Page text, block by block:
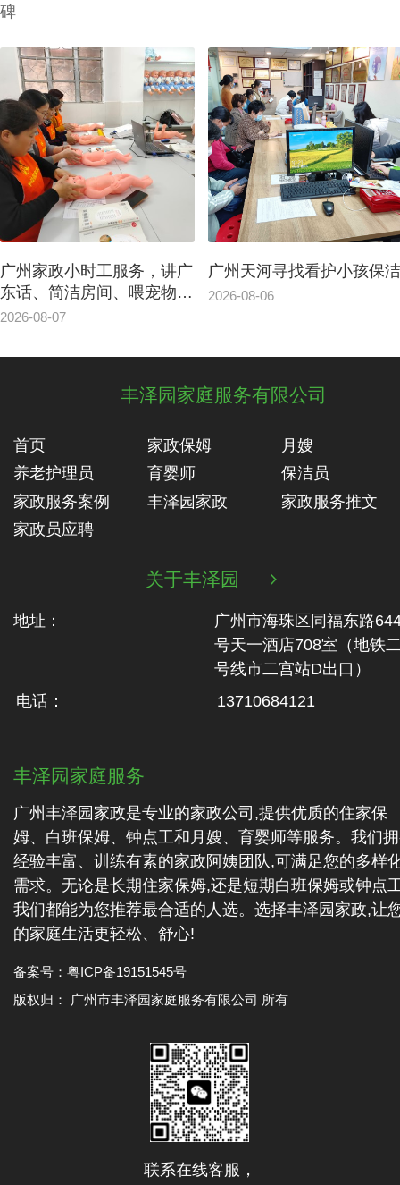
碑
广州天河寻找看护小孩保洁
2026-08-06
会照顾家养动物、讲白话、
做广东菜的南沙家政钟点工
丰泽园家庭服务有限公司
首页 家政保姆
月嫂
养老护理员
育婴师
保洁员
家政服务案例
丰泽园家政
家政服务推文
家政员应聘
关于丰泽园 
地址：
广州市海珠区同福东路
号天一酒店708室（地铁‬
号线市二‬宫站D出口）
电话：
13710684121
丰泽园家庭服务
广州丰泽园家政是专业的家政公司,提供优质的住家保
姆、白班保姆、钟点工和月嫂、育婴师等服务。我们
经验丰富、训练有素的家政阿姨团队,可满足您的多样
需求。无论是长期住家保姆,还是短期白班保姆或钟点
我们都能为您推荐最合适的人选。选择丰泽园家政,让
的家庭生活更轻松、舒心!
备案号： 粤ICP备19151545号
版权归： 广州市丰泽园家庭服务有限公司 所有
联系在线客服，